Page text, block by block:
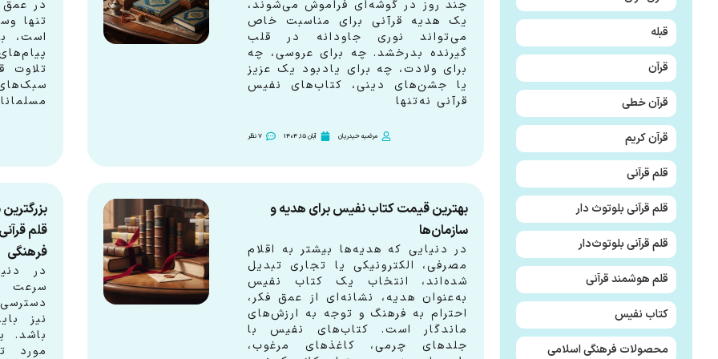
قبله
قرآن
قرآن خطی
قرآن کریم
قلم قرآنی
قلم قرآنی بلوتوث دار
قلم قرآنی بلوتوث‌دار
قلم هوشمند قرآنی
کتاب نفیس
محصولات فرهنگی اسلامی
چند روز در گوشه‌ای فراموش می‌شوند،
یک هدیه قرآنی برای مناسبت خاص
می‌تواند نوری جاودانه در قلب
گیرنده بدرخشد. چه برای عروسی، چه
برای ولادت، چه برای یادبود یک عزیز
یا جشن‌های دینی، کتاب‌های نفیس
قرآنی نه‌تنها
مرضیه حیدریان آبان 15, 1404 7 نظر
در عمق
تنها
است،
تلاوت
بهترین قیمت کتاب نفیس برای هدیه و
سازمان‌ها
در دنیایی که هدیه‌ها بیشتر به اقلام
مصرفی، الکترونیکی یا تجاری تبدیل
شده‌اند، انتخاب یک کتاب نفیس
به‌عنوان هدیه، نشانه‌ای از عمق فکر،
احترام به فرهنگ و توجه به ارزش‌های
ماندگار است. کتاب‌های نفیس با
جلدهای چرمی، کاغذهای مرغوب،
قلم
فرهنگی
در
سرعت
نیز
باشد.
مورد